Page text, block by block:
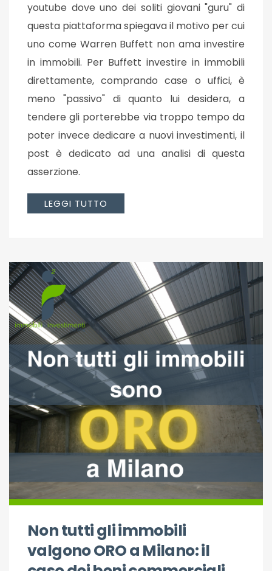
youtube dove uno dei soliti giovani "guru" di
questa piattaforma spiegava il motivo per cui
uno come Warren Buffett non ama investire
in immobili. Per Buffett investire in immobili
direttamente, comprando case o uffici, è
meno "passivo" di quanto lui desidera, a
tendere gli porterebbe via troppo tempo da
poter invece dedicare a nuovi investimenti, il
post è dedicato ad una analisi di questa
asserzione.
LEGGI TUTTO
Non tutti gli immobili
valgono ORO a Milano: il